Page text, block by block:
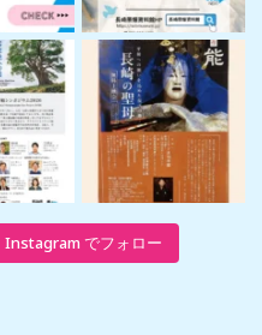
Instagram でフォロー